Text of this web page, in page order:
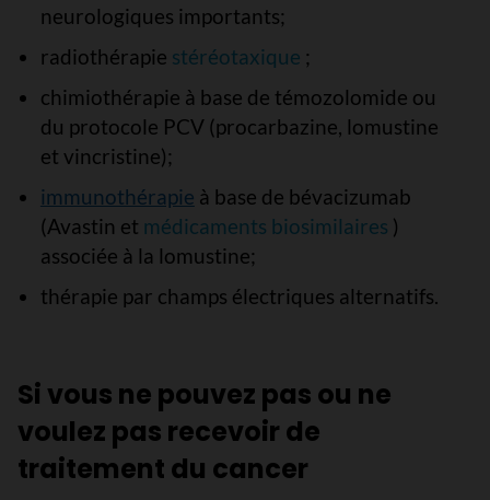
neurologiques importants;
radiothérapie stéréotaxique ;
chimiothérapie à base de témozolomide ou
du protocole PCV (procarbazine, lomustine
et vincristine);
immunothérapie à base de bévacizumab
(Avastin et médicaments biosimilaires )
associée à la lomustine;
thérapie par champs électriques alternatifs.
Si vous ne pouvez pas ou ne
voulez pas recevoir de
traitement du cancer